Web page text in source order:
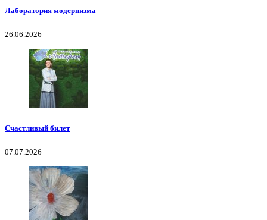
Лаборатория модернизма
26.06.2026
Счастливый билет
07.07.2026